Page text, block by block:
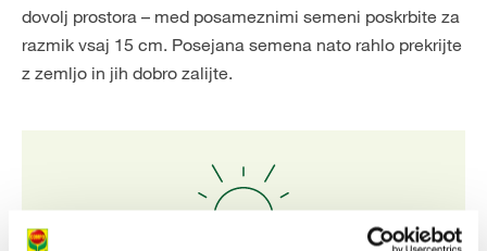
dovolj prostora – med posameznimi semeni poskrbite za
razmik vsaj 15 cm. Posejana semena nato rahlo prekrijte
z zemljo in jih dobro zalijte.